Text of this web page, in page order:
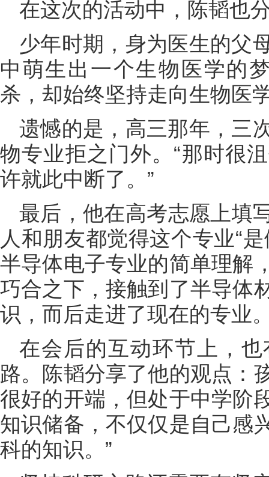
在这次的活动中，陈韬也
少年时期，身为医生的父
中萌生出一个生物医学的
杀，却始终坚持走向生物医
遗憾的是，高三那年，三
物专业拒之门外。“那时很
许就此中断了。”
最后，他在高考志愿上填
人和朋友都觉得这个专业“
半导体电子专业的简单理解
巧合之下，接触到了半导体
识，而后走进了现在的专业
在会后的互动环节上，
路。陈韬分享了他的观点：
很好的开端，但处于中学阶
知识储备，不仅仅是自己感
科的知识。”